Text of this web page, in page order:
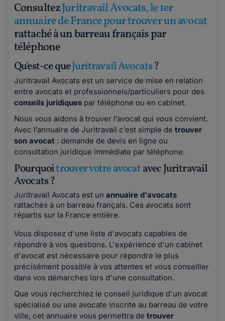
ConsultezJuritravail Avocats, le 1er
annuaire de France pour trouver un avocat
rattaché à un barreau français par
téléphone
Qu'est-ce queJuritravail Avocats?
Juritravail Avocats est un service de mise en relation
entre avocats et professionnels/particuliers pour des
conseils juridiques par téléphone ou en cabinet.
Nous vous aidons à trouver l’avocat qui vous convient.
Avec l’annuaire de Juritravail c’est simple de trouver
son avocat : demande de devis en ligne ou
consultation juridique immédiate par téléphone.
Pourquoitrouver votre avocatavec Juritravail
Avocats ?
Juritravail Avocats est un annuaire d'avocats
rattachés à un barreau français. Ces avocats sont
répartis sur la France entière.
Vous disposez d'une liste d'avocats capables de
répondre à vos questions. L'expérience d'un cabinet
d'avocat est nécessaire pour répondre le plus
précisément possible à vos attentes et vous conseiller
dans vos démarches lors d'une consultation.
Que vous recherchiez le conseil juridique d'un avocat
spécialisé ou une avocate inscrite au barreau de votre
ville, cet annuaire vous permettra de trouver